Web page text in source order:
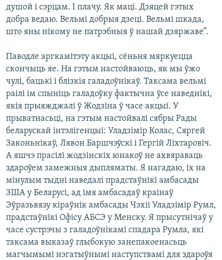
душой і сэрцам. І плачу. Як маці. Дзяцей гэтых
добра ведаю. Вельмі добрыя дзеці. Вельмі шкада,
што яны нікому не патрэбныя ў нашай дзяржаве”.
Паводле аргкамітэту акцыі, сёньня мяркуецца
скончыць яе. На гэтым настойваюць, як мы ўжо
чулі, бацькі і блізкія галадоўнікаў. Таксама вельмі
раілі ім спыніць галадоўку фактычна ўсе наведнікі,
якія прыяжджалі ў Жодзіна ў часе акцыі. У
прыватнасьці, на гэтым настойвалі сябры Рады
беларускай інтэлігенцыі: Уладзімір Колас, Сяргей
Законьнікаў, Лявон Баршчэўскі і Гергій Ліхтаровіч.
А яшчэ прасілі жодзінскіх юнакоў не ахвяраваць
здароўем замежныя дыпляматы. Я нагадаю, іх на
мінулым тыдні наведалі прадстаўнікі амбасады
ЗША у Беларусі, ад імя амбасадаў краінаў
Эўразьвязу кіраўнік амбасады Чэхіі Уладзімір Румл,
прадстаўнікі Офісу АБСЭ у Менску. Я прысутнічаў у
часе сустрэчы з галадоўнікамі спадара Румла, які
таксама выказаў глыбокую занепакоенасьць
магчымымі нэгатыўнымі наступствамі для здароўя